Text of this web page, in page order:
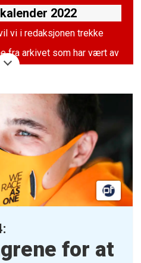
2022
vi i redaksjonen trekke
fra arkivet som har vært av
år med kontinuerlig
for at